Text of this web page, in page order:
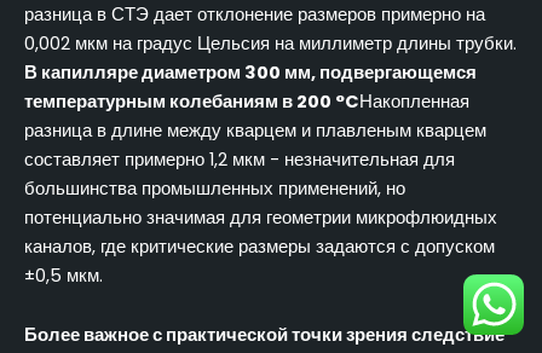
разница в СТЭ дает отклонение размеров примерно на
0,002 мкм на градус Цельсия на миллиметр длины трубки.
В капилляре диаметром 300 мм, подвергающемся
температурным колебаниям в 200 °CНакопленная
разница в длине между кварцем и плавленым кварцем
составляет примерно 1,2 мкм - незначительная для
большинства промышленных применений, но
потенциально значимая для геометрии микрофлюидных
каналов, где критические размеры задаются с допуском
±0,5 мкм.
Более важное с практической точки зрения следствие